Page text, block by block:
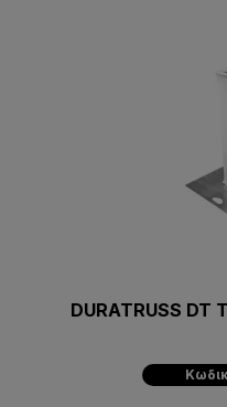
DURATRUSS DT